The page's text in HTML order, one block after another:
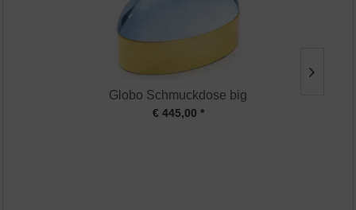
Globo Schmuckdose big
€ 445,00 *